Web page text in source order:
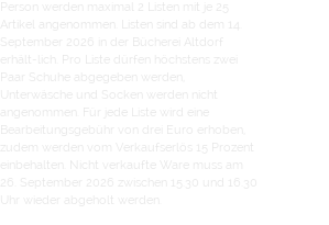
Person werden maximal 2 Listen mit je 25
Artikel angenommen. Listen sind ab dem 14.
September 2026 in der Bücherei Altdorf
erhält-lich. Pro Liste dürfen höchstens zwei
Paar Schuhe abgegeben werden,
Unterwäsche und Socken werden nicht
angenommen. Für jede Liste wird eine
Bearbeitungsgebühr von drei Euro erhoben,
zudem werden vom Verkaufserlös 15 Prozent
einbehalten. Nicht verkaufte Ware muss am
26. September 2026 zwischen 15.30 und 16.30
Uhr wieder abgeholt werden.